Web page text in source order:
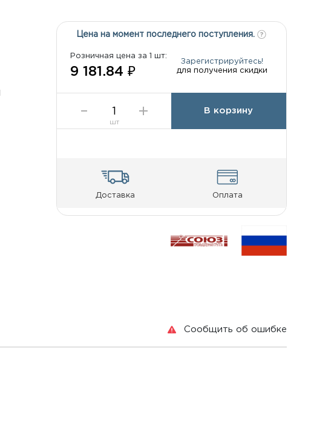
Цена на момент последнего поступления.
Розничная цена за 1 шт:
9 181.84 ₽
Зарегистрируйтесь!
для получения скидки
шт
В корзину
Доставка Оплата
Сообщить об ошибке